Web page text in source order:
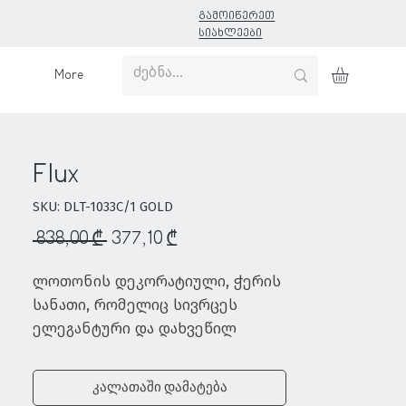
გამოიწერეთ
სიახლეები
More
Flux
SKU: DLT-1033C/1 GOLD
838,00 ₾ Regular
377,10 ₾Sale
ლოთონის დეკორატიული, ჭერის
სანათი, რომელიც სივრცეს
ელეგანტური და დახვეწილ
ინტეგრირებულია LED ნათურა
კალათაში დამატება